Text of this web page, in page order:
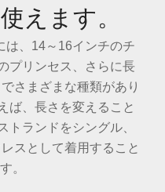
えます。
は、14～16インチのチ
プリンセス、さらに長
さまざまな種類があり
ば、長さを変えること
トランドをシングル、
スとして着用すること
。